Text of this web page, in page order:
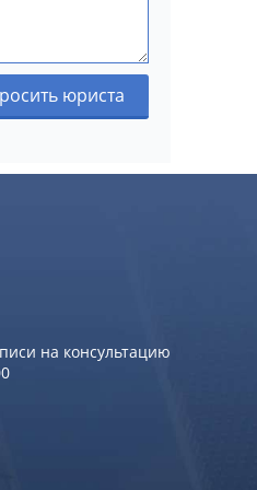
юриста
на консультацию